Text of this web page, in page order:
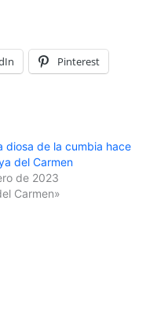
Pinterest
diosa de la cumbia hace
del Carmen
de 2023
Carmen»